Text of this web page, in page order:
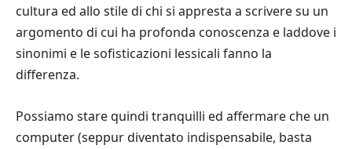
cultura ed allo stile di chi si appresta a scrivere su un
argomento di cui ha profonda conoscenza e laddove i
sinonimi e le sofisticazioni lessicali fanno la
differenza.
Possiamo stare quindi tranquilli ed affermare che un
computer (seppur diventato indispensabile, basta